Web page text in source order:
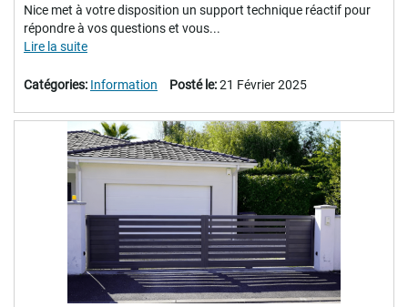
Nice met à votre disposition un support technique réactif pour
répondre à vos questions et vous...
Lire la suite
Catégories: Information Posté le:21 Février 2025